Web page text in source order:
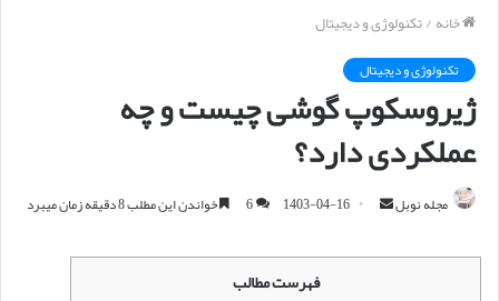
خانه/تکنولوژی و دیجیتال
تکنولوژی و دیجیتال
ژیروسکوپ گوشی چیست و چه
عملکردی دارد؟
مجله نوبل
س
1403-04-16
6 خواندن این مطلب 8 دقیقه زمان میبرد
فهرست مطالب